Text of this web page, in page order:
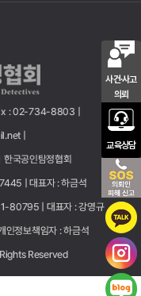
사건·사고
의뢰
교육상담
: 02-734-8803 |
|
국공인탐정협회
|
대표자 : 하금석
80795 |
대표자 : 강영규
인정보책임자 : 하금석
Reserved